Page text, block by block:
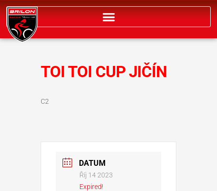
Přeskočit
na
obsah
TOI TOI CUP JIČÍN
C2
DATUM
Říj 14 2023
Expired!